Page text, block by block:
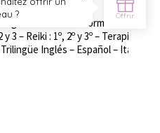
de formación
3 – Reiki : 1º, 2º y 3º – Terapia de
Inglés – Español – Italiano